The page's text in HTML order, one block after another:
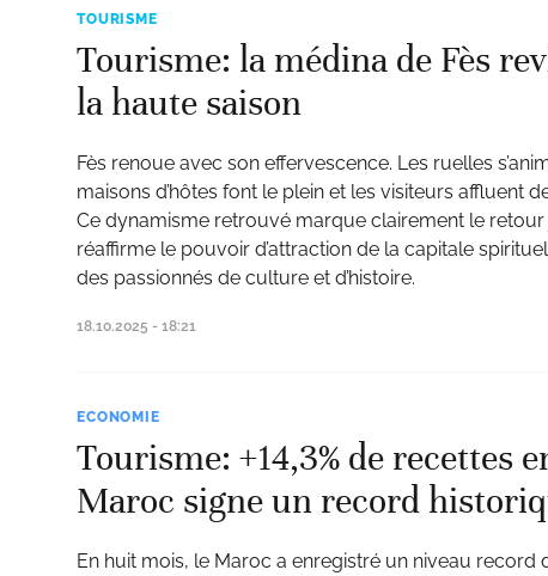
TOURISME
Tourisme: la médina de Fès
la haute saison
Fès renoue avec son effervescence. Les ruelles
maisons d’hôtes font le plein et les visiteurs affluent
Ce dynamisme retrouvé marque clairement le retour
réaffirme le pouvoir d’attraction de la capitale
des passionnés de culture et d’histoire.
18.10.2025 - 18:21
ECONOMIE
Tourisme: +14,3% de recettes
Maroc signe un record
En huit mois, le Maroc a enregistré un niveau record